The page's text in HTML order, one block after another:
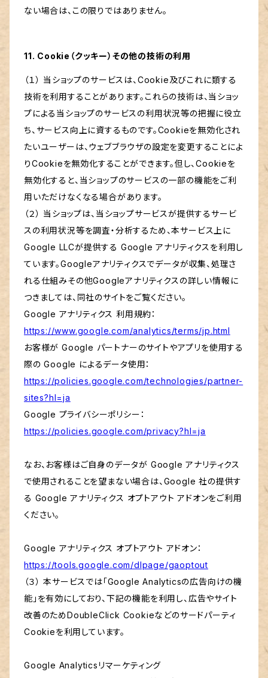
ない場合は、この限りではありません。
11. Cookie（クッキー）その他の技術の利用
（１） 当ショップのサービスは、Cookie及びこれに類する
技術を利用することがあります。これらの技術は、当ショッ
プによる当ショップのサービスの利用状況等の把握に役立
ち、サービス向上に資するものです。Cookieを無効化され
たいユーザーは、ウェブブラウザの設定を変更することによ
りCookieを無効化することができます。但し、Cookieを
無効化すると、当ショップのサービスの一部の機能をご利
用いただけなくなる場合があります。
（２） 当ショップは、当ショップサービスが提供するサービ
スの利用状況等を調査・分析するため、本サービス上に
Google LLCが提供する Google アナリティクスを利用し
ています。Googleアナリティクスでデータが収集、処理さ
れる仕組みその他Googleアナリティクスの詳しい情報に
つきましては、同社のサイトをご覧ください。
Google アナリティクス 利用規約：
https://www.google.com/analytics/terms/jp.html
お客様が Google パートナーのサイトやアプリを使用する
際の Google によるデータ使用：
https://policies.google.com/technologies/partner-
sites?hl=ja
Google プライバシーポリシー：
https://policies.google.com/privacy?hl=ja
なお、お客様はご自身のデータが Google アナリティクス
で使用されることを望まない場合は、Google 社の提供す
る Google アナリティクス オプトアウト アドオンをご利用
ください。
Google アナリティクス オプトアウト アドオン：
https://tools.google.com/dlpage/gaoptout
（３） 本サービスでは「Google Analyticsの広告向けの機
能」を有効にしており、下記の機能を利用し、広告やサイト
改善のためDoubleClick Cookieなどのサードパーティ
Cookieを利用しています。
Google Analyticsリマーケティング